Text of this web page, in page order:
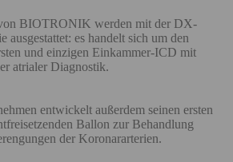
BIOTRONIK werden mit der DX-
ausgestattet: es handelt sich um den
und einzigen Einkammer-ICD mit
atrialer Diagnostik.
entwickelt außerdem seinen ersten
Ballon zur Behandlung
der Koronararterien.